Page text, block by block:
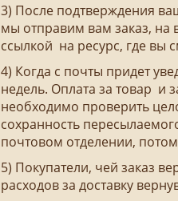
3) После подтверждения
мы отправим вам заказ, на
ссылкой на ресурс, где вы
4) Когда с почты придет
недель. Оплата за товар и
необходимо проверить
сохранность
почтовом отделении,
5) Покупатели, чей заказ
расходов за доставку